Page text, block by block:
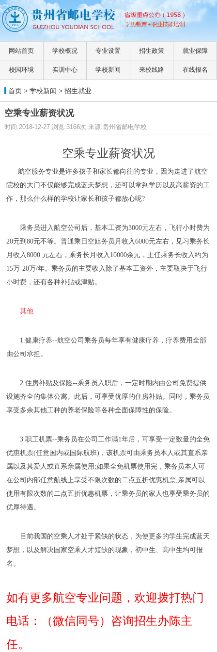
网站首页 学校概况 专业设置 招生政策 就业保障
校园环境 实训中心 学校新闻 来校线路 在线报名
首页> 学校新闻 > 招生就业
空乘专业薪资状况
时间:2018-12-27 浏览:3166次 来源:贵州省邮电学校
空乘专业薪资状况
航空服务专业是许多孩子和家长都向往的专业，因为走进了航空
院校的大门不仅能够完成蓝天梦想，还可以拿到学历以及高薪资的工
作，那么什么样的学校让家长和孩子都放心呢?
乘务员进入航空公司后，基本工资为3000元左右，飞行小时费为
20元到80元不等。普通乘日空姐务员月收入6000元左右，见习乘务长
月收入8000 元左右，乘务长月收入10000余元，主任乘务长收入约为
15万-20万/年。乘务员的主要收入除了基本工资外，主要取决于飞行
小时费，还有各种补贴或津贴。
其他
1.健康疗养--航空公司乘务员每年享有健康疗养，疗养费用全部
由公司承担。
2.住房补贴及保险--乘务员入职后，一定时期内由公司免费提供
设施齐全的集体公寓。此后，可享受优厚的住房补贴。同时，乘务员
享受多余其他工种的养老保险等各种全面保障性的保险。
3.职工机票--乘务员在公司工作满1年后，可享受一定数量的全免
优惠机票(任意国内或国际航班)，该机票可由乘务员本人或其直系亲
属以及其爱人或直系亲属使用;如果全免机票使用完，乘务员本人可
在公司内部任意航线上享受不限次数的二点五折优惠机票;亲属可以
使用有限次数的二点五折优惠机票，让乘务员的家人也享受乘务员的
优厚待遇。
目前我国的空乘人才处于紧缺的状态，为使更多的学生完成蓝天
梦想，以及解决国家空乘人才短缺的现象，初中生、高中生均可报
名。
如有更多航空专业问题，欢迎拨打热门
电话：（微信同号）咨询招生办陈主
任。